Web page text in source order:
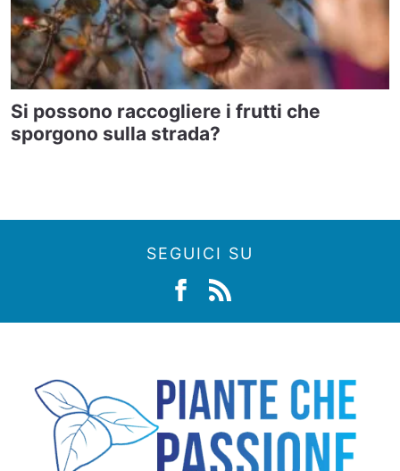
Si possono raccogliere i frutti che
sporgono sulla strada?
SEGUICI SU